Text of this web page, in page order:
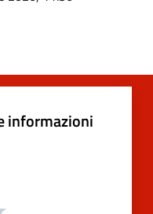
informazioni